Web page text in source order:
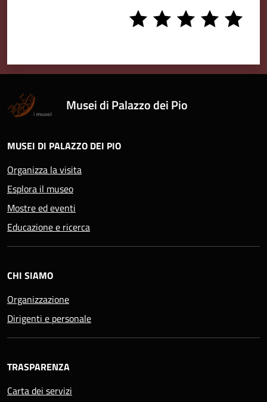
5
stars
4
stars
3
stars
2
stars
1
stars
Musei di Palazzo dei Pio
MUSEI DI PALAZZO DEI PIO
Organizza la visita
Esplora il museo
Mostre ed eventi
Educazione e ricerca
CHI SIAMO
Organizzazione
Dirigenti e personale
TRASPARENZA
Carta dei servizi